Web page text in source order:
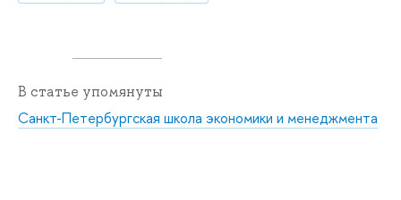
В статье упомянуты
Санкт-Петербургская школа экономики и менеджмента